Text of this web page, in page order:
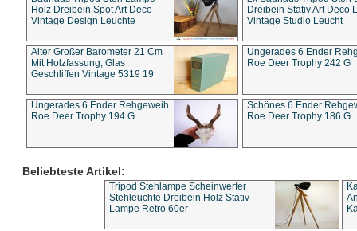
Holz Dreibein Spot Art Deco
Vintage Design Leuchte
Dreibein Stativ Art Deco
Vintage Studio Leucht
Alter Großer Barometer 21 Cm
Mit Holzfassung, Glas
Geschliffen Vintage 5319 19
Ungerades 6 Ender
Roe Deer Trophy 242 G
Ungerades 6 Ender Rehgeweih
Roe Deer Trophy 194 G
Schönes 6 Ender
Roe Deer Trophy 186 G
Beliebteste Artikel:
Tripod Stehlampe Scheinwerfer
Stehleuchte Dreibein Holz Stativ
Lampe Retro 60er